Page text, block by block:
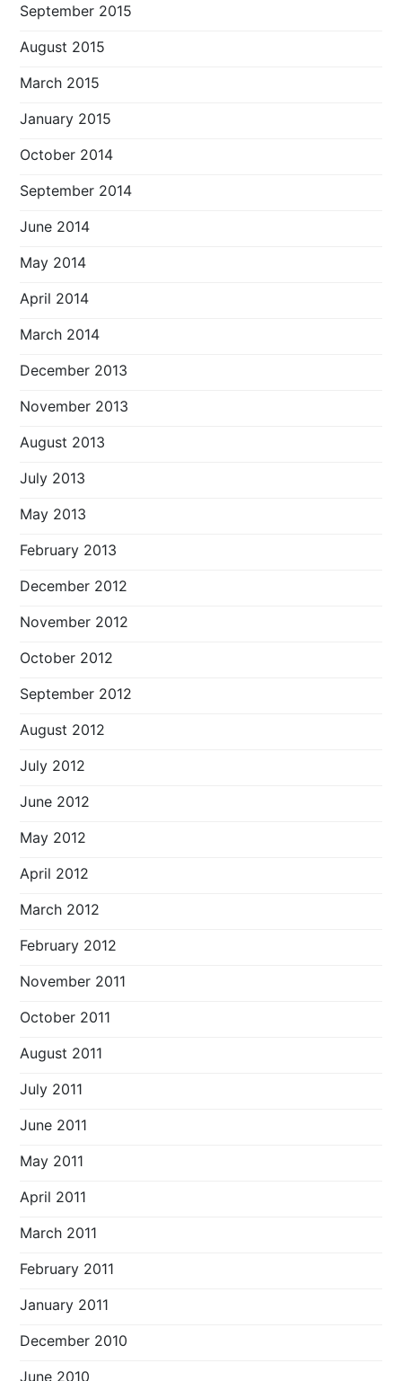
September 2015
August 2015
March 2015
January 2015
October 2014
September 2014
June 2014
May 2014
April 2014
March 2014
December 2013
November 2013
August 2013
July 2013
May 2013
February 2013
December 2012
November 2012
October 2012
September 2012
August 2012
July 2012
June 2012
May 2012
April 2012
March 2012
February 2012
November 2011
October 2011
August 2011
July 2011
June 2011
May 2011
April 2011
March 2011
February 2011
January 2011
December 2010
June 2010